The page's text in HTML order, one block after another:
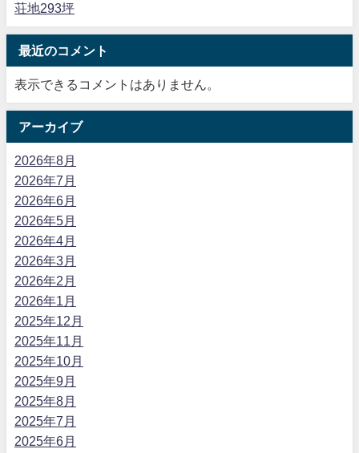
荘地293坪
最近のコメント
表示できるコメントはありません。
アーカイブ
2026年8月
2026年7月
2026年6月
2026年5月
2026年4月
2026年3月
2026年2月
2026年1月
2025年12月
2025年11月
2025年10月
2025年9月
2025年8月
2025年7月
2025年6月